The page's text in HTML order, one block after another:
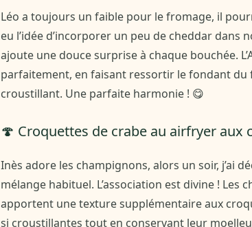
Léo a toujours un faible pour le fromage, il
eu l’idée d’incorporer un peu de cheddar dans
ajoute une douce surprise à chaque bouchée.
parfaitement, en faisant ressortir le fondant du
croustillant. Une parfaite harmonie ! 😋
🍄 Croquettes de crabe au airfryer aux
Inès adore les champignons, alors un soir, j’ai
mélange habituel. L’association est divine ! Les
apportent une texture supplémentaire aux
si croustillantes tout en conservant leur